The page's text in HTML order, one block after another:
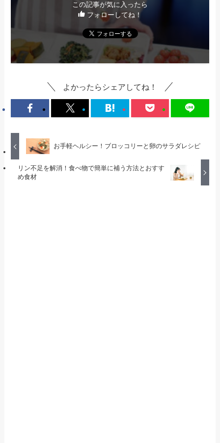
この記事が気に入ったら
フォローしてね！
よかったらシェアしてね！
お手軽ヘルシー！ブロッコリーと卵のサラダレシピ
リン不足を解消！食べ物で簡単に補う方法とおすす
め食材